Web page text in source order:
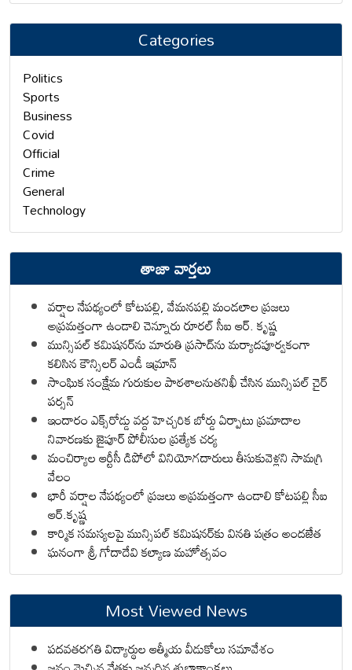
Categories
Politics
Sports
Business
Covid
Official
Crime
General
Technology
తాజా వార్తలు
వర్షాల నేపథ్యంలో కోటపల్లి, వేమనపల్లి మండలాల ప్రజలు
అప్రమత్తంగా ఉండాలి చెన్నూరు రూరల్ సీఐ ఆర్. కృష్ణ
మున్సిపల్ కమిషనర్‌ను మారుతి ప్రసాద్‌ను మర్యాదపూర్వకంగా
కలిసిన కౌన్సిలర్ ఎండీ ఇమ్రాన్ ​
సాంఘిక సంక్షేమ గురుకుల పాఠశాలనుతనిఖీ చేసిన మున్సిపల్ చైర్
పర్సన్
ఇందారం ఎక్స్‌రోడ్డు వద్ద హెచ్చరిక బోర్డు ఏర్పాటు ప్రమాదాల
నివారణకు జైపూర్ పోలీసుల ప్రత్యేక చర్య
మంచిర్యాల ఆర్టీసీ డిపోలో వినియోగదారులు తీసుకువెళ్లని సామగ్రి
వేలం
భారీ వర్షాల నేపథ్యంలో ప్రజలు అప్రమత్తంగా ఉండాలి కోటపల్లి సీఐ
ఆర్.కృష్ణ
కార్మిక సమస్యలపై మున్సిపల్ కమిషనర్‌కు వినతి పత్రం అందజేత
ఘనంగా శ్రీ గోదాదేవి కల్యాణ మహోత్సవం
Most Viewed News
పదవతరగతి విద్యార్థుల ఆత్మీయ వీడుకోలు సమావేశం